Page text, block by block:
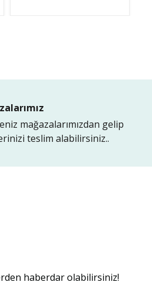
mağazalarımızdan gelip
teslim alabilirsiniz..
haberdar olabilirsiniz!